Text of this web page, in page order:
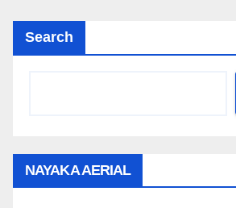
Search
NAYAKA AERIAL